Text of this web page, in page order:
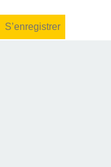
S’enregistrer